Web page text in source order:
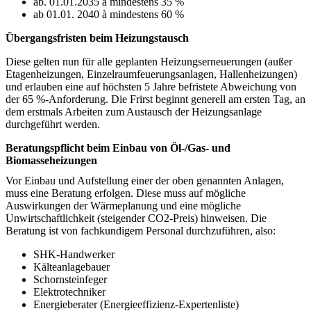
ab 01.01. 2040 à mindestens 60 %
Übergangsfristen beim Heizungstausch
Diese gelten nun für alle geplanten Heizungserneuerungen (außer
Etagenheizungen, Einzelraumfeuerungsanlagen, Hallenheizungen)
und erlauben eine auf höchsten 5 Jahre befristete Abweichung von
der 65 %-Anforderung. Die Frirst beginnt generell am ersten Tag, an
dem erstmals Arbeiten zum Austausch der Heizungsanlage
durchgeführt werden.
Beratungspflicht beim Einbau von Öl-/Gas- und
Biomasseheizungen
Vor Einbau und Aufstellung einer der oben genannten Anlagen,
muss eine Beratung erfolgen. Diese muss auf mögliche
Auswirkungen der Wärmeplanung und eine mögliche
Unwirtschaftlichkeit (steigender CO2-Preis) hinweisen. Die
Beratung ist von fachkundigem Personal durchzuführen, also:
SHK-Handwerker
Kälteanlagebauer
Schornsteinfeger
Elektrotechniker
Energieberater (Energieeffizienz-Expertenliste)